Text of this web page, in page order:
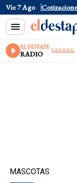
Vie 7 Ago
$1520 Dólar
EL DESTAPE
RADIO
MASCOTAS